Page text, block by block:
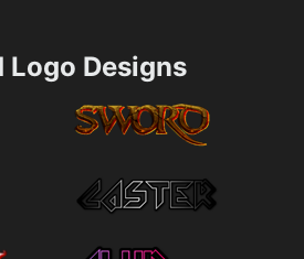
Logo Designs